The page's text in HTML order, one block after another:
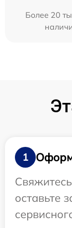
Более 20
1
оставьте